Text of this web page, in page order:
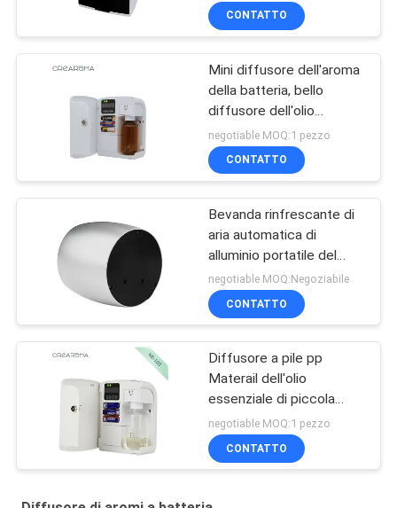
stazione termale per
l'introduzione sul
CONTATTO
Mini diffusore dell'aroma
della batteria, bello
diffusore dell'olio
essenziale 100 ml di
capacità
negotiable MOQ:1 pezzo
CONTATTO
Bevanda rinfrescante di
aria automatica di
alluminio portatile del
nastro sveglio con la
bottiglia di vetro 60ml
negotiable MOQ:Negoziabile
CONTATTO
Diffusore a pile pp
Materail dell'olio
essenziale di piccola
zona per camera di
albergo
negotiable MOQ:1 pezzo
CONTATTO